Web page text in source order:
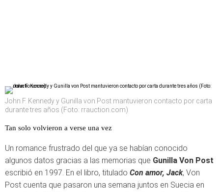
John F. Kennedy y Gunilla von Post mantuvieron contacto por carta
durante tres años (Foto: rrauction.com)
Tan solo volvieron a verse una vez
Un romance frustrado del que ya se habían conocido
algunos datos gracias a las memorias que Gunilla Von Post
escribió en 1997. En el libro, titulado Con amor, Jack, Von
Post cuenta que pasaron una semana juntos en Suecia en